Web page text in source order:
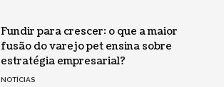
Fundir para crescer: o que a maior
fusão do varejo pet ensina sobre
estratégia empresarial?
NOTÍCIAS